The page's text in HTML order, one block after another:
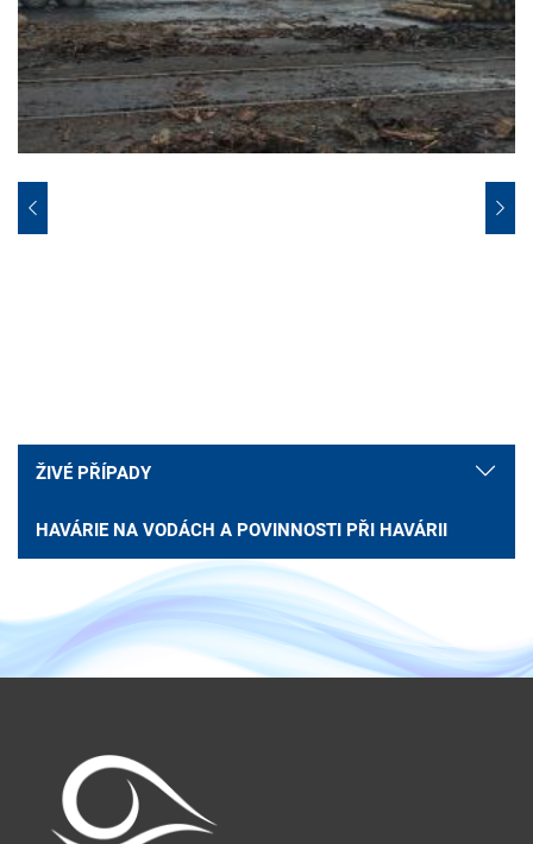
ŽIVÉ PŘÍPADY
HAVÁRIE NA VODÁCH A POVINNOSTI PŘI HAVÁRII